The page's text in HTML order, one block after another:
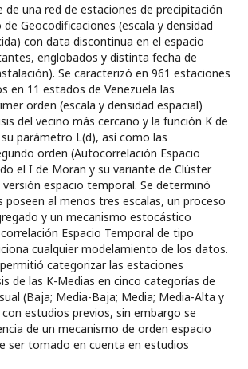
de una red de estaciones de precipitación
Geocodificaciones (escala y densidad
con data discontinua en el espacio
englobados y distinta fecha de
Se caracterizó en 961 estaciones
en 11 estados de Venezuela las
orden (escala y densidad espacial)
del vecino más cercano y la función K de
parámetro L(d), así como las
orden (Autocorrelación Espacio
el I de Moran y su variante de Clúster
versión espacio temporal. Se determinó
poseen al menos tres escalas, un proceso
y un mecanismo estocástico
Espacio Temporal de tipo
cualquier modelamiento de los datos.
categorizar las estaciones
de las K-Medias en cinco categorías de
(Baja; Media-Baja; Media; Media-Alta y
estudios previos, sin embargo se
de un mecanismo de orden espacio
ser tomado en cuenta en estudios